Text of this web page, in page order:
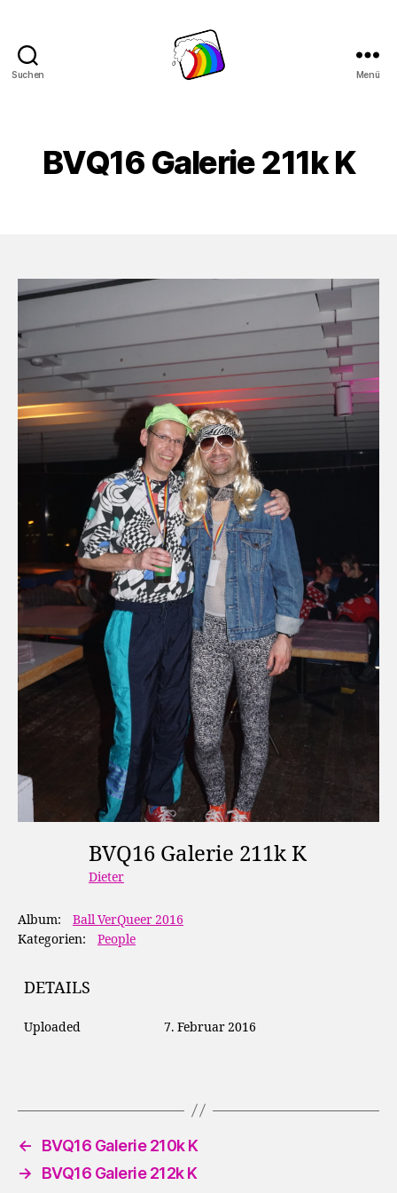
Suchen Menü
BVQ16 Galerie 211k K
BVQ16 Galerie 211k K
Dieter
Album:
Ball VerQueer 2016
Kategorien:
People
DETAILS
Uploaded 7. Februar 2016
←
BVQ16 Galerie 210k K
→
BVQ16 Galerie 212k K